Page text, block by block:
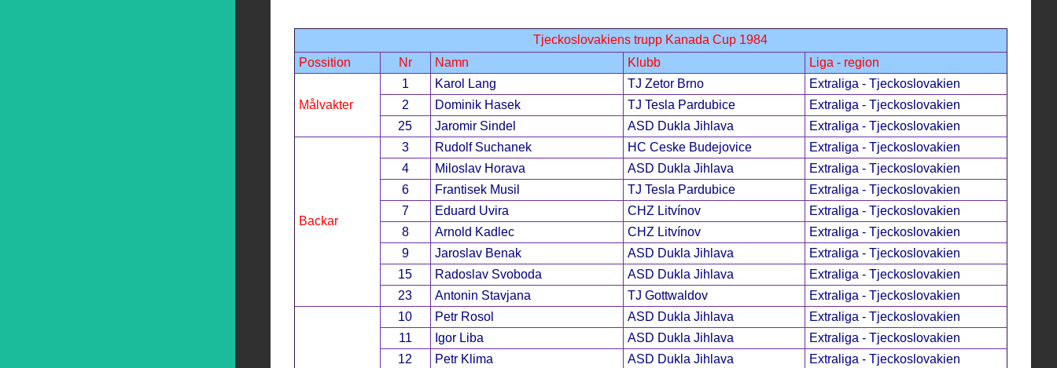
Tjeckoslovakiens trupp Kanada Cup 1984
Possition
Nr Namn Klubb Liga - region
Målvakter
1 Karol Lang TJ Zetor Brno
Extraliga - Tjeckoslovakien
2
Dominik Hasek TJ Tesla Pardubice
Extraliga - Tjeckoslovakien
25
Jaromir Sindel ASD Dukla Jihlava Extraliga - Tjeckoslovakien
Backar
3 Rudolf Suchanek HC Ceske Budejovice
Extraliga - Tjeckoslovakien
4
Miloslav Horava ASD Dukla Jihlava
Extraliga - Tjeckoslovakien
6
Frantisek Musil TJ Tesla Pardubice
Extraliga - Tjeckoslovakien
7
Eduard Uvira CHZ Litvínov
Extraliga - Tjeckoslovakien
8
Arnold Kadlec CHZ Litvínov
Extraliga - Tjeckoslovakien
9
Jaroslav Benak ASD Dukla Jihlava
Extraliga - Tjeckoslovakien
15
Radoslav Svoboda ASD Dukla Jihlava
Extraliga - Tjeckoslovakien
23
Antonin Stavjana TJ Gottwaldov Extraliga - Tjeckoslovakien
10 Petr Rosol ASD Dukla Jihlava
Extraliga - Tjeckoslovakien
11
Igor Liba ASD Dukla Jihlava
Extraliga - Tjeckoslovakien
12
Petr Klima ASD Dukla Jihlava
Extraliga - Tjeckoslovakien